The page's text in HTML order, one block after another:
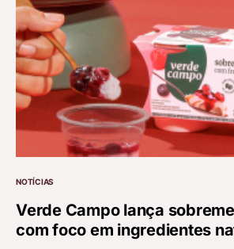
NOTÍCIAS
Verde Campo lança
com foco em ingredientes